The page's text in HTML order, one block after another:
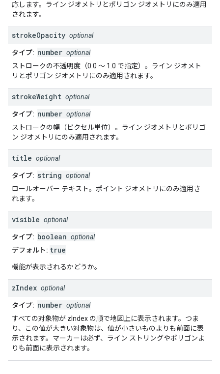
応します。ライン ジオメトリとポリゴン ジオメトリにのみ適用
されます。
strokeOpacity optional
タイプ: number optional
ストロークの不透明度（0.0 ～ 1.0 で指定）。ライン ジオメト
リとポリゴン ジオメトリにのみ適用されます。
strokeWeight optional
タイプ: number optional
ストロークの幅（ピクセル単位）。ライン ジオメトリとポリゴ
ン ジオメトリにのみ適用されます。
title optional
タイプ: string optional
ロールオーバー テキスト。ポイント ジオメトリにのみ適用さ
れます。
visible optional
タイプ: boolean optional
デフォルト: true
機能が表示されるかどうか。
zIndex optional
タイプ: number optional
すべての対象物が zIndex の順で地図上に表示されます。つま
り、この値が大きい対象物は、値が小さいものよりも前面に表
示されます。マーカーは必ず、ライン ストリングやポリゴンよ
りも前面に表示されます。